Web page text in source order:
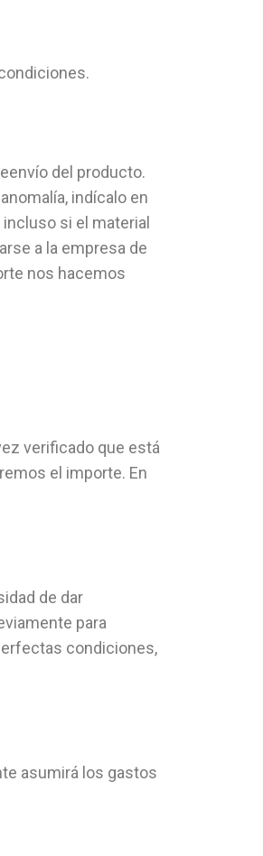
del producto.
indícalo en
si el material
a la empresa de
nos hacemos
verificado que está
el importe. En
de dar
para
condiciones,
asumirá los gastos